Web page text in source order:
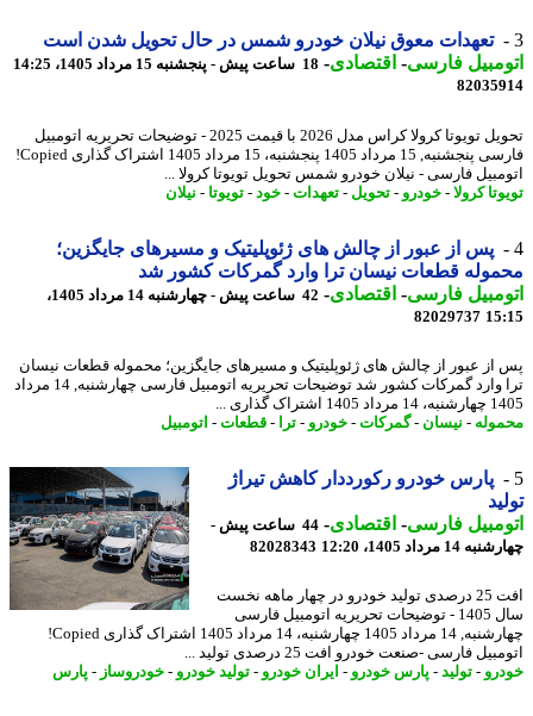
تعهدات معوق نیلان خودرو شمس در حال تحویل شدن است
فارسی-اقتصادی-18 ساعت پیش - پنجشنبه 15 مرداد 1405، 14:25
تحویل تویوتا کرولا کراس مدل 2026 با قیمت 2025 - توضیحات تحریریه اتومبیل
فارسی پنجشنبه, 15 مرداد 1405 پنجشنبه، 15 مرداد 1405 اشتراک گذاری Copied!
فارسی - نیلان خودرو شمس تحویل تویوتا کرولا ...
کرولا- خودرو-تحویل-تعهدات- خود -تویوتا-نیلان
پس از عبور از چالش های ژئوپلیتیک و مسیرهای جایگزین؛
قطعات نیسان ترا وارد گمرکات کشور شد
فارسی-اقتصادی-
42 ساعت پیش - چهارشنبه 14 مرداد 1405،
82029737
عبور از چالش های ژئوپلیتیک و مسیرهای جایگزین؛ محموله قطعات نیسان
ترا وارد گمرکات کشور شد توضیحات تحریریه اتومبیل فارسی چهارشنبه, 14 مرداد
اشتراک گذاری ...
-نیسان-گمرکات -خودرو-ترا -قطعات-اتومبیل
پارس خودرو رکورددار کاهش تیراژ
فارسی-اقتصادی-
44 ساعت پیش -
مرداد 1405، 12:20
82028343
افت 25 درصدی تولید خودرو در چهار ماهه نخست
سال 1405 - توضیحات تحریریه اتومبیل فارسی
چهارشنبه, 14 مرداد 1405 چهارشنبه، 14 مرداد 1405 اشتراک گذاری Copied!
فارسی -صنعت خودرو افت 25 درصدی تولید ...
-تولید-پارس خودرو-ایران خودرو-تولید خودرو-خودروساز-پارس